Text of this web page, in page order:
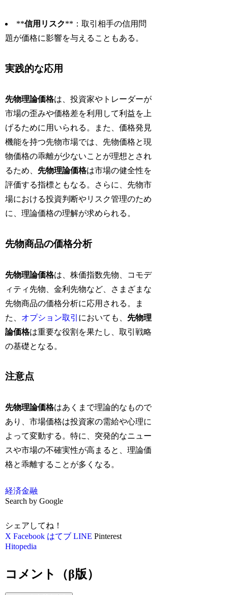
**信用リスク**：取引相手の信用問
題が価格に影響を与えることもある。
実践的な応用
先物理論価格は、投資家やトレーダーが
市場の歪みや価格差を利用して利益を上
げるために用いられる。また、価格発見
機能を持つ先物市場では、先物価格と現
物価格の乖離が少ないことが理想とされ
るため、先物理論価格は市場の健全性を
評価する指標ともなる。さらに、先物市
場における投資判断やリスク管理のため
に、理論価格の理解が求められる。
先物商品の価格分析
先物理論価格は、株価指数先物、コモデ
ィティ先物、金利先物など、さまざまな
先物商品の価格分析に応用される。ま
た、 オプション取引 においても、先物理
論価格は重要な役割を果たし、取引戦略
の基礎となる。
注意点
先物理論価格はあくまで理論的なもので
あり、市場価格は投資家の需給や心理に
よって変動する。特に、突発的なニュー
スや市場の不確実性が高まると、理論価
格と乖離することが多くなる。
経済金融
Search by Google
シェアしてね！
X Facebook はてブ LINE Pinterest
Hitopedia
コメント（β版）